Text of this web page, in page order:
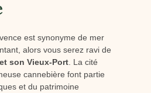
est synonyme de mer
alors vous serez ravi de
son Vieux-Port. La cité
cannebière font partie
et du patrimoine